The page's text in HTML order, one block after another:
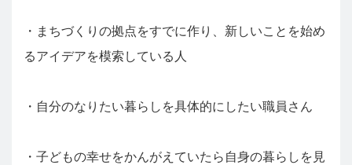
・まちづくりの拠点をすでに作り、新しいことを始め
るアイデアを模索している人
・自分のなりたい暮らしを具体的にしたい職員さん
・子どもの幸せをかんがえていたら自身の暮らしを見